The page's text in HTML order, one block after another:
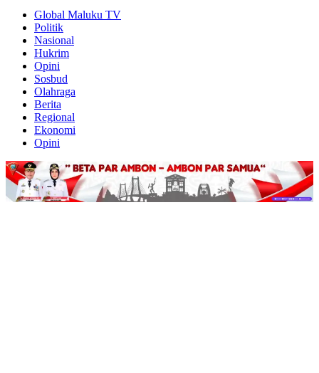
Global Maluku TV
Politik
Nasional
Hukrim
Opini
Sosbud
Olahraga
Berita
Regional
Ekonomi
Opini